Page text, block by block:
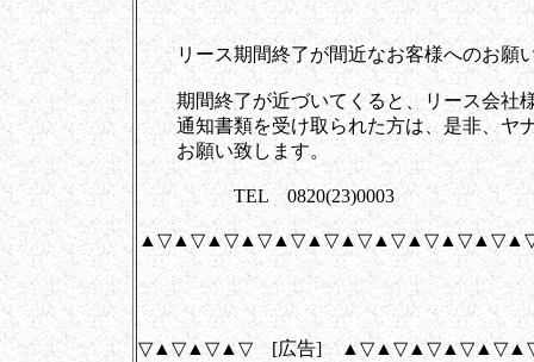
リース期間終了が間近なお客様へのお願
期間終了が近づいてくると、リース会社
通知書類を受け取られた方は、是非、ヤナ
お願い致します。
TEL 0820(23)0003
▽▲▽▲▽▲▽ [広告]